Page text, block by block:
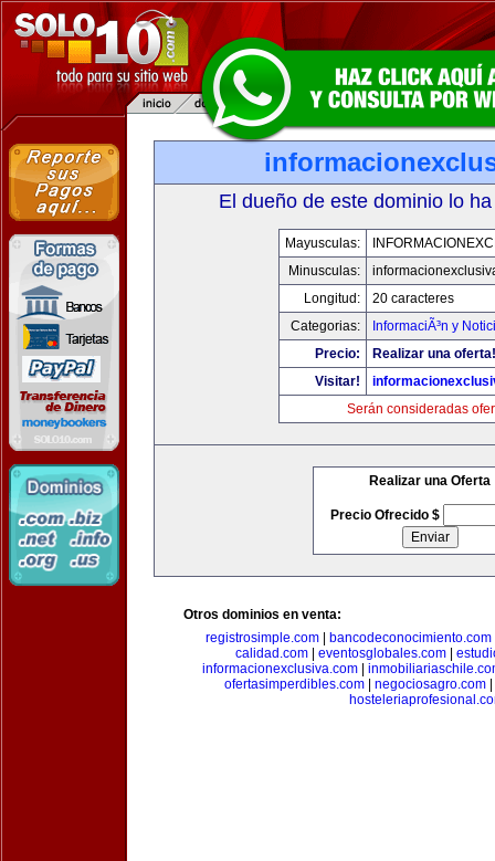
El dueño de este dominio lo
Mayusculas:
Minusculas:
Longitud:
20 caracteres
Categorias:
InformaciÃ³n y
Precio:
Realizar una oferta!
Visitar!
Serán consideradas
Realizar una Oferta
Precio Ofrecido $
Otros dominios en venta:
registrosimple.com
bancodeconocimiento.com
calidad.com
eventosglobales.com
informacionexclusiva.com|
ofertasimperdibles.com
negociosagro.com